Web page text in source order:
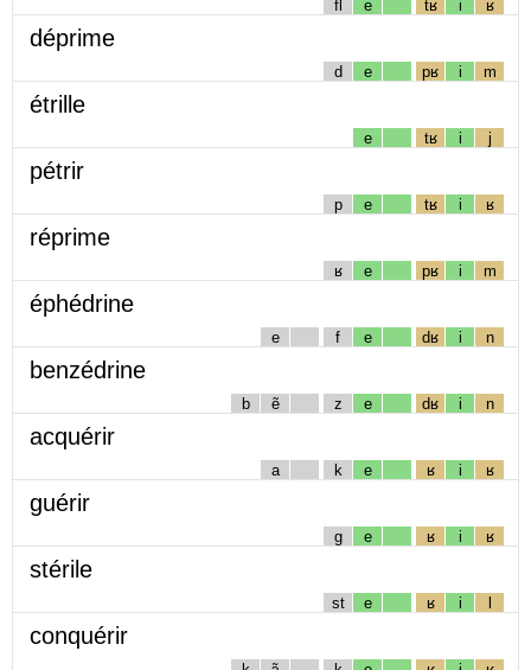
fl e tʁ i ʁ
déprime
d e pʁ i m
étrille
e tʁ i j
pétrir
p e tʁ i ʁ
réprime
ʁ e pʁ i m
éphédrine
e f e dʁ i n
benzédrine
b ẽ z e dʁ i n
acquérir
a k e ʁ i ʁ
guérir
g e ʁ i ʁ
stérile
st e ʁ i l
conquérir